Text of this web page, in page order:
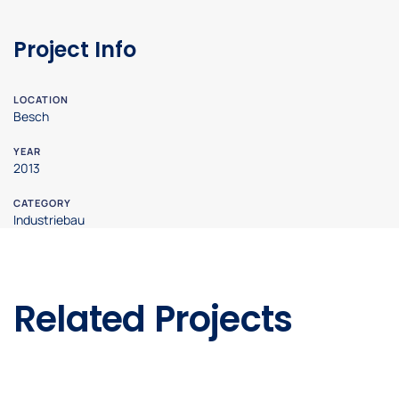
Project Info
LOCATION
Besch
YEAR
2013
CATEGORY
Industriebau
Related Projects